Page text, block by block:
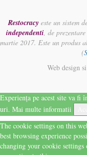
Restocracy este un sistem
independenti, de
martie 2017. Este un produs
(
Web design
Experiența pe acest site va fi
uri. Mai multe informatii
The cookie settings on this
best browsing experience
changing your cookie